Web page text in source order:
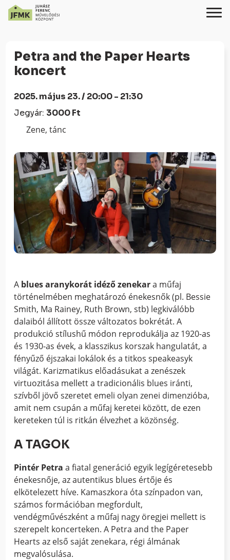
Content
navigációhoz
Petra and the Paper Hearts
koncert
2025. május 23. / 20:00 - 21:30
Jegyár: 3000 Ft
Zene, tánc
A blues aranykorát idéző zenekara műfaj
történelmében meghatározó énekesnők (pl. Bessie
Smith, Ma Rainey, Ruth Brown, stb) legkiválóbb
dalaiból állított össze változatos bokrétát. A
produkció stílushű módon reprodukálja az 1920-as
és 1930-as évek, a klasszikus korszak hangulatát, a
fényűző éjszakai lokálok és a titkos speakeasyk
világát. Karizmatikus előadásukat a zenészek
virtuozitása mellett a tradicionális blues iránti,
szívből jövő szeretet emeli olyan zenei dimenzióba,
amit nem csupán a műfaj keretei között, de ezen
kereteken túl is ritkán élvezhet a közönség.
A TAGOK
Pintér Petra a fiatal generáció egyik legígéretesebb
énekesnője, az autentikus blues értője és
elkötelezett híve. Kamaszkora óta színpadon van,
számos formációban megfordult,
vendégművészként a műfaj nagy öregjei mellett is
szerepelt koncerteken. A Petra and the Paper
Hearts az első saját zenekara, régi álmának
megvalósulása.